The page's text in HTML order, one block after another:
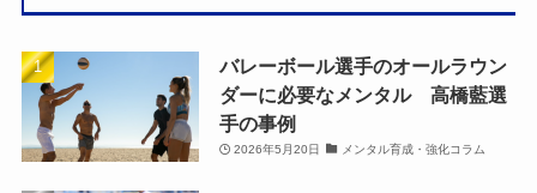
バレーボール選手のオールラウン
ダーに必要なメンタル 高橋藍選
手の事例
2026年5月20日 メンタル育成・強化コラム